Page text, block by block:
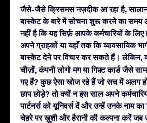
जैसे-जैसे क्रिसमस नज़दीक आ रहा है,
बास्केट के बारे में सोचना शुरू करने का समय
नहीं है कि यह सिर्फ़ आपके कर्मचारियों के
अपने ग्राहकों या यहाँ तक कि व्यावसायिक
बास्केट देने पर विचार कर सकते हैं। लेकिन,
चीज़ों, कंपनी लोगो मग या गिफ़्ट कार्ड जैसे
गए हैं? कुछ ऐसा खोज रहे हैं जो सच में अलग
छाप छोड़े? तो क्यों न इस साल अपने
पार्टनर्स को यूनिवर्स दें और उन्हें उनके नाम
चेहरे पर ख़ुशी और हैरानी की कल्पना करें